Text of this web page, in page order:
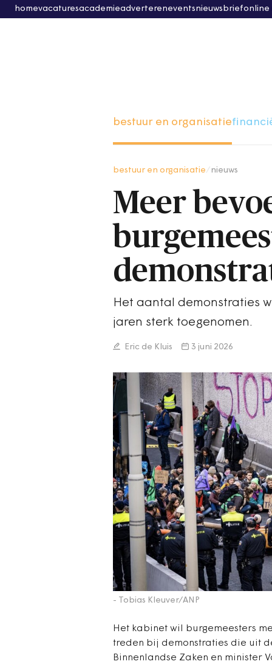
homevacaturesacademieadvertereneventsnieuwsbriefonline
bestuur en organisatie
bestuur en organisatie nieuws
Meer
Het aantal demonstraties
jaren sterk toegenomen.
Eric de Kluis 3 juni 2026
- Tobias Kleuver/ANP
Het kabinet wil burgemeesters
treden bij demonstraties die uit
Binnenlandse Zaken en minister